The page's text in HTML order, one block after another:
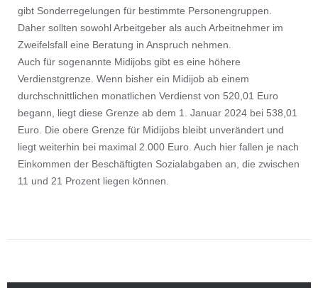
gibt Sonderregelungen für bestimmte Personengruppen.
Daher sollten sowohl Arbeitgeber als auch Arbeitnehmer im
Zweifelsfall eine Beratung in Anspruch nehmen.
Auch für sogenannte Midijobs gibt es eine höhere
Verdienstgrenze. Wenn bisher ein Midijob ab einem
durchschnittlichen monatlichen Verdienst von 520,01 Euro
begann, liegt diese Grenze ab dem 1. Januar 2024 bei 538,01
Euro. Die obere Grenze für Midijobs bleibt unverändert und
liegt weiterhin bei maximal 2.000 Euro. Auch hier fallen je nach
Einkommen der Beschäftigten Sozialabgaben an, die zwischen
11 und 21 Prozent liegen können.